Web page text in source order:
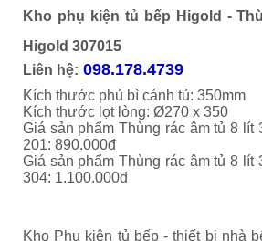
Kho phụ kiện tủ bếp Higold -
Higold 307015
Liên hệ: 098.178.4739
Kích thước phủ bì cánh tủ: 350mm
Kích thước lọt lòng: Ø270 x 350
Giá sản phẩm Thùng rác âm tủ 8 lít
201: 890.000đ
Giá sản phẩm Thùng rác âm tủ 8 lít
304: 1.100.000đ
Kho Phụ kiện tủ bếp - thiết bị nhà